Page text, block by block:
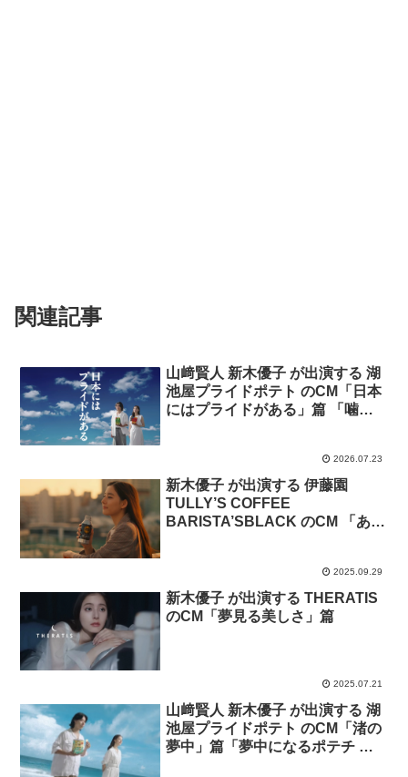
関連記事
山﨑賢人 新木優子 が出演する 湖
池屋プライドポテト のCM「日本
にはプライドがある」篇 「噛み
2026.07.23
新木優子 が出演する 伊藤園
TULLY’S COFFEE
BARISTA’SBLACK のCM 「あ、
2025.09.29
新木優子 が出演する THERATIS
のCM「夢見る美しさ」篇
2025.07.21
山﨑賢人 新木優子 が出演する 湖
池屋プライドポテト のCM「渚の
夢中」篇「夢中になるポテチ 夢